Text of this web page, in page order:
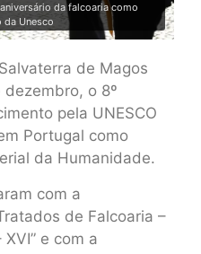
da falcoaria como
Unesco
de Magos
o 8º
pela UNESCO
Portugal como
da Humanidade.
com a
de Falcoaria –
e com a